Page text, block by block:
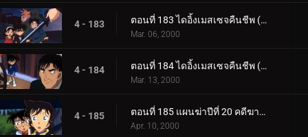
4 - 183 ตอนที่ 183 ไดอิ้งเมสเซจคืนชีพ (ตอนแรก)
Mar. 06, 2000
4 - 184 ตอนที่ 184 ไดอิ้งเมสเซจคืนชีพ (ตอนจบ)
Mar. 13, 2000
4 - 185 ตอนที่ 185 แผนฆ่าปีที่ 20 คดีฆาตกรรมต่อเนื่อง ซิมโฟนี่หมายเลข 1 (ตอนพิเศษ ตอนแรก)
Apr. 10, 2000